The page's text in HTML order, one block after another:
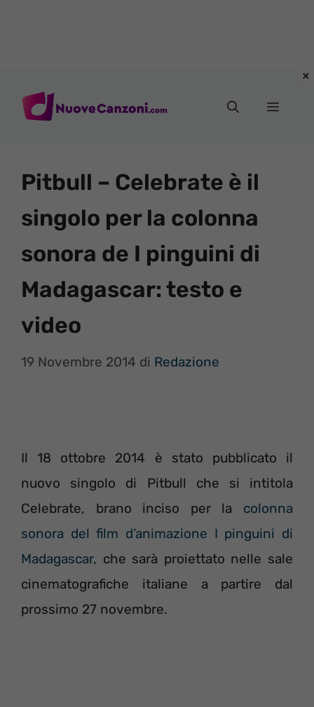
Menu
Pitbull – Celebrate è il
singolo per la colonna
sonora de I pinguini di
Madagascar: testo e
video
19 Novembre 2014 di Redazione
Il 18 ottobre 2014 è stato pubblicato il
nuovo singolo di Pitbull che si intitola
Celebrate, brano inciso per la colonna
sonora del film d’animazione I pinguini di
Madagascar, che sarà proiettato nelle sale
cinematografiche italiane a partire dal
prossimo 27 novembre.